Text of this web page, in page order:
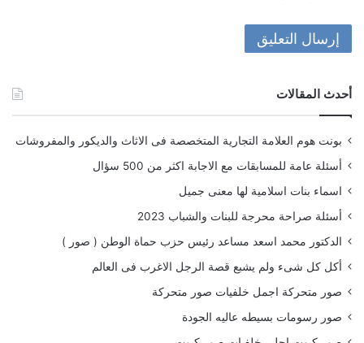
أحدث المقالات
بونت هوم العلامة التجارية المتخصصة فى الاثاث والديكور والمفروشات
أسئلة عامة للمسابقات مع الاجابة اكثر من 500 سؤال
اسماء بنات اسلامية لها معنى جميل
أسئلة صراحة محرجة للبنات والشباب 2023
الدكتور محمد اسعد مساعد رئيس حزب حماة الوطن ( صور )
أكل كل شىء ولم يشبع قصة الرجل الاغرب فى العالم
صور متحركة اجمل خلفيات صور متحركة
صور رسومات بسيطه عاليه الجودة